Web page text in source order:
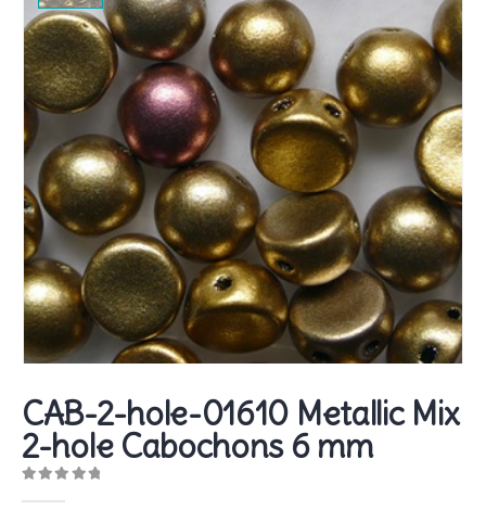
CAB-2-hole-01610 Metallic Mix
2-hole Cabochons 6 mm